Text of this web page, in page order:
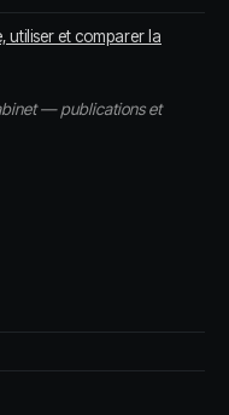
utiliser et comparer la
— publications et